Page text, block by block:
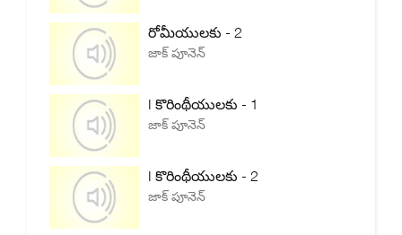
రోమీయులకు - 2
జాక్ పూనెన్
I కొరింథీయులకు - 1
జాక్ పూనెన్
I కొరింథీయులకు - 2
జాక్ పూనెన్